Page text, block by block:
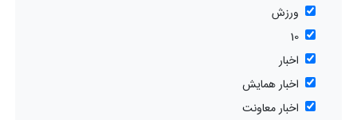
ورزش
10
اخبار
اخبار همایش
اخبار معاونت